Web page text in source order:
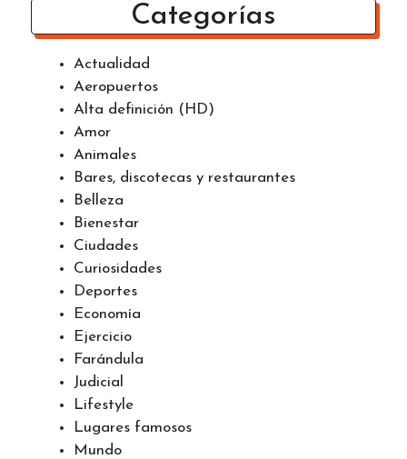
Categorías
Actualidad
Aeropuertos
Alta definición (HD)
Amor
Animales
Bares, discotecas y restaurantes
Belleza
Bienestar
Ciudades
Curiosidades
Deportes
Economía
Ejercicio
Farándula
Judicial
Lifestyle
Lugares famosos
Mundo